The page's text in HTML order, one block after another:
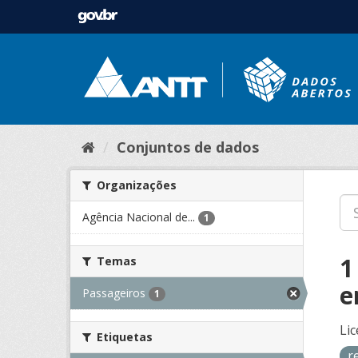
Conjuntos de dados
Organizações
Agência Nacional de... 1
Temas
Passageiros 1
Etiquetas